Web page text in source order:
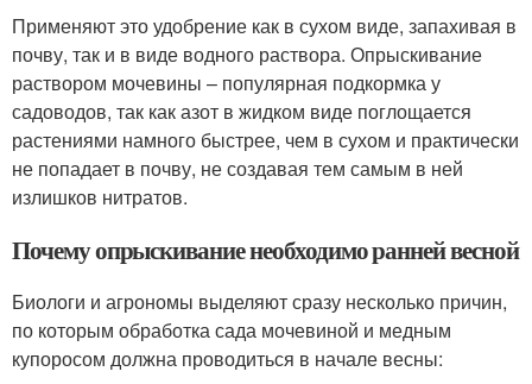
Применяют это удобрение как в сухом виде, запахивая в
почву, так и в виде водного раствора. Опрыскивание
раствором мочевины – популярная подкормка у
садоводов, так как азот в жидком виде поглощается
растениями намного быстрее, чем в сухом и практически
не попадает в почву, не создавая тем самым в ней
излишков нитратов.
Почему опрыскивание необходимо ранней весной
Биологи и агрономы выделяют сразу несколько причин,
по которым обработка сада мочевиной и медным
купоросом должна проводиться в начале весны: